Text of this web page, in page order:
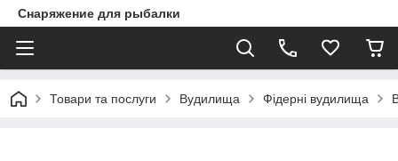
Снаряжение для рыбалки
Товари та послуги Вудилища Фідерні вудилища